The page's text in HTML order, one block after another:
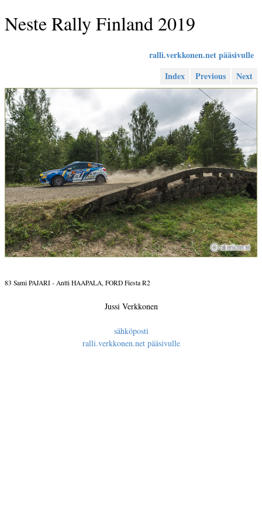
Neste Rally Finland 2019
ralli.verkkonen.net pääsivulle
Index
Previous Next
83 Sami PAJARI - Antti HAAPALA, FORD Fiesta R2
Jussi Verkkonen
sähköposti
ralli.verkkonen.net pääsivulle